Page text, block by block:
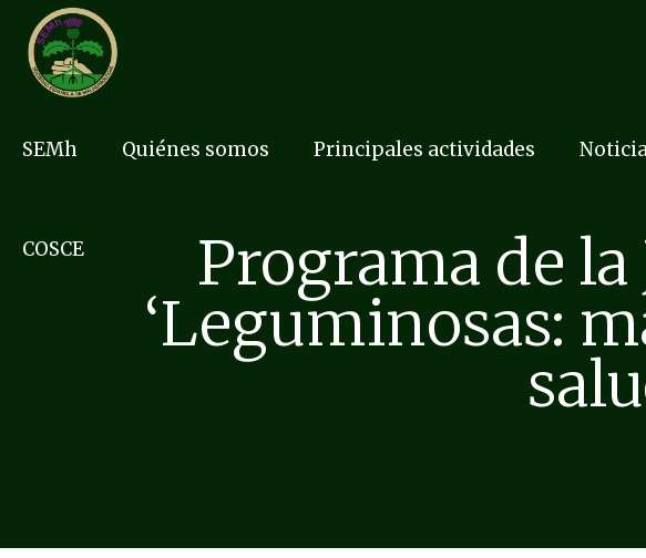
SEMh Quiénes somos Principales actividades
COSCE Programa de
‘Leguminosas: